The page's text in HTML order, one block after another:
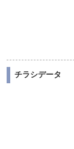
チラシデータ